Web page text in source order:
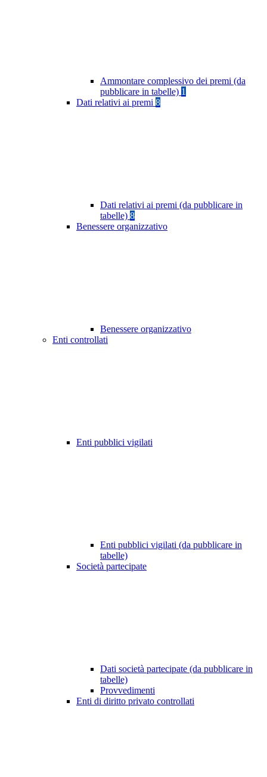
Ammontare complessivo dei premi (da
pubblicare in tabelle) 1
Dati relativi ai premi 8
Dati relativi ai premi (da pubblicare in
tabelle) 8
Benessere organizzativo
Benessere organizzativo
Enti controllati
Enti pubblici vigilati
Enti pubblici vigilati (da pubblicare in
tabelle)
Società partecipate
Dati società partecipate (da pubblicare in
tabelle)
Provvedimenti
Enti di diritto privato controllati